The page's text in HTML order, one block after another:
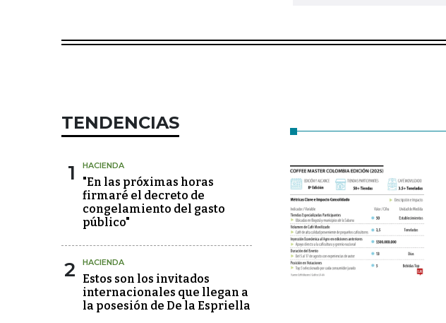
TENDENCIAS
1 HACIENDA
"En las próximas horas
firmaré el decreto de
congelamiento del gasto
público"
2 HACIENDA
Estos son los invitados
internacionales que llegan a
la posesión de De la Espriella